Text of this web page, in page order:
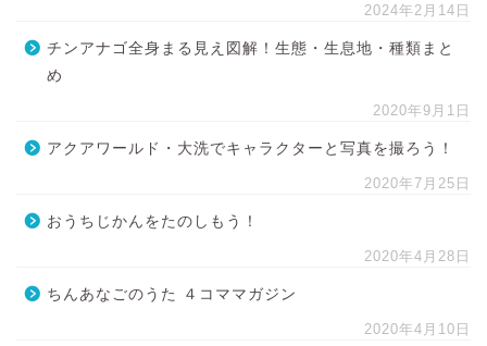
2024年2月14日
チンアナゴ全身まる見え図解！生態・生息地・種類まと
め
2020年9月1日
アクアワールド・大洗でキャラクターと写真を撮ろう！
2020年7月25日
おうちじかんをたのしもう！
2020年4月28日
ちんあなごのうた ４コママガジン
2020年4月10日